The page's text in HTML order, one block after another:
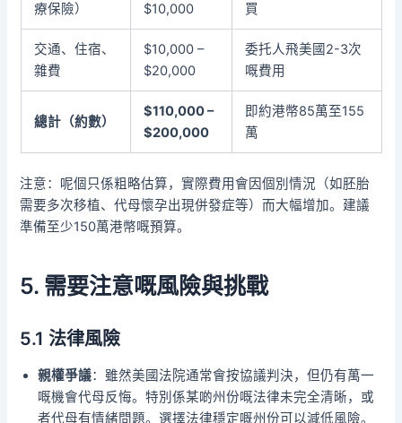
療保險）
$10,000
買
交通、住宿、
雜費
$10,000 –
$20,000
委托人飛美國2-3次
嘅費用
總計（約數）
$110,000 –
$200,000
即約港幣85萬至155
萬
注意：呢個只係粗略估算，實際費用會因個別情況（如胚胎
需要多次移植、代母懷孕出現併發症等）而大幅增加。建議
準備至少150萬港幣嘅預算。
5. 需要注意嘅風險與挑戰
5.1 法律風險
親權爭議：雖然美國法院通常會按協議判決，但仍有萬一
嘅機會代母反悔。特別係某啲州份嘅法律未完全清晰，或
者代母有情緒問題。選擇法律穩定嘅州份可以減低風險。